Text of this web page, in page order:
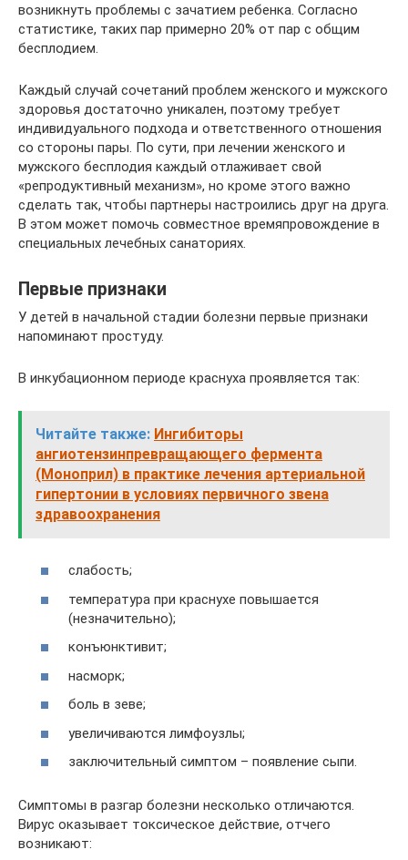
возникнуть проблемы с зачатием ребенка. Согласно
статистике, таких пар примерно 20% от пар с общим
бесплодием.
Каждый случай сочетаний проблем женского и мужского
здоровья достаточно уникален, поэтому требует
индивидуального подхода и ответственного отношения
со стороны пары. По сути, при лечении женского и
мужского бесплодия каждый отлаживает свой
«репродуктивный механизм», но кроме этого важно
сделать так, чтобы партнеры настроились друг на друга.
В этом может помочь совместное времяпровождение в
специальных лечебных санаториях.
Первые признаки
У детей в начальной стадии болезни первые признаки
напоминают простуду.
В инкубационном периоде краснуха проявляется так:
Читайте также: Ингибиторы
ангиотензинпревращающего фермента
(Моноприл) в практике лечения артериальной
гипертонии в условиях первичного звена
здравоохранения
слабость;
температура при краснухе повышается
(незначительно);
конъюнктивит;
насморк;
боль в зеве;
увеличиваются лимфоузлы;
заключительный симптом – появление сыпи.
Симптомы в разгар болезни несколько отличаются.
Вирус оказывает токсическое действие, отчего
возникают: